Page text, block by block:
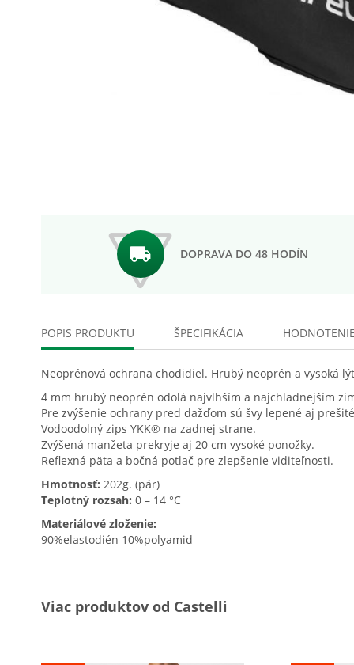
DOPRAVA DO 48 HODÍN
POPIS PRODUKTU
Neoprénová ochrana chodidiel. Hrubý neoprén a vysoká
4 mm hrubý neoprén odolá najvlhším a najchladnejším
Pre zvýšenie ochrany pred dažďom sú švy lepené aj
Vodoodolný zips YKK® na zadnej strane.
Zvýšená manžeta prekryje aj 20 cm vysoké ponožky.
Reflexná päta a bočná potlač pre zlepšenie viditeľnosti.
Hmotnosť: 202g. (pár)
Teplotný rozsah: 0 – 14 °C
Materiálové zloženie:
90%elastodién 10%polyamid
ŠPECIFIKÁCIA HODNOTENIE
Viac produktov od Castelli